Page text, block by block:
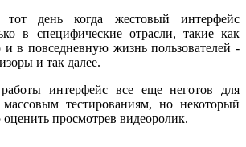
день когда жестовый интерфейс
в специфические отрасли, такие как
в повседневную жизнь пользователей -
и так далее.
интерфейс все еще неготов для
тестированиям, но некоторый
просмотрев видеоролик.